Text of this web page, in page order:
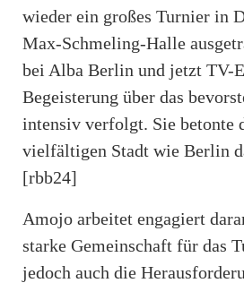
wieder ein großes Turnier in
Max-Schmeling-Halle
bei Alba Berlin und jetzt TV-
Begeisterung über das
intensiv verfolgt. Sie betonte
vielfältigen Stadt wie Berlin
[rbb24]
Amojo arbeitet engagiert
starke Gemeinschaft für das
jedoch auch die